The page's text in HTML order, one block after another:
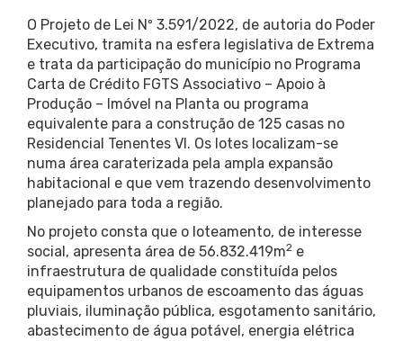
O Projeto de Lei Nº 3.591/2022, de autoria do Poder
Executivo, tramita na esfera legislativa de Extrema
e trata da participação do município no Programa
Carta de Crédito FGTS Associativo – Apoio à
Produção – Imóvel na Planta ou programa
equivalente para a construção de 125 casas no
Residencial Tenentes VI. Os lotes localizam-se
numa área caraterizada pela ampla expansão
habitacional e que vem trazendo desenvolvimento
planejado para toda a região.
No projeto consta que o loteamento, de interesse
social, apresenta área de 56.832.419m2 e
infraestrutura de qualidade constituída pelos
equipamentos urbanos de escoamento das águas
pluviais, iluminação pública, esgotamento sanitário,
abastecimento de água potável, energia elétrica